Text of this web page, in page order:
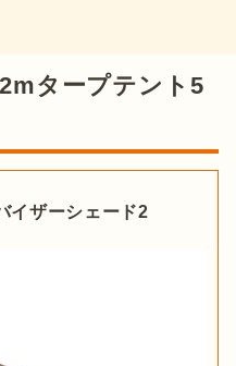
タープテント5
イザーシェード2